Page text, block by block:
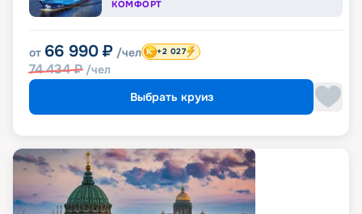
КОМФОРТ
от 66 990 ₽ /чел
74 434₽ /чел
+2 027
Выбрать круиз